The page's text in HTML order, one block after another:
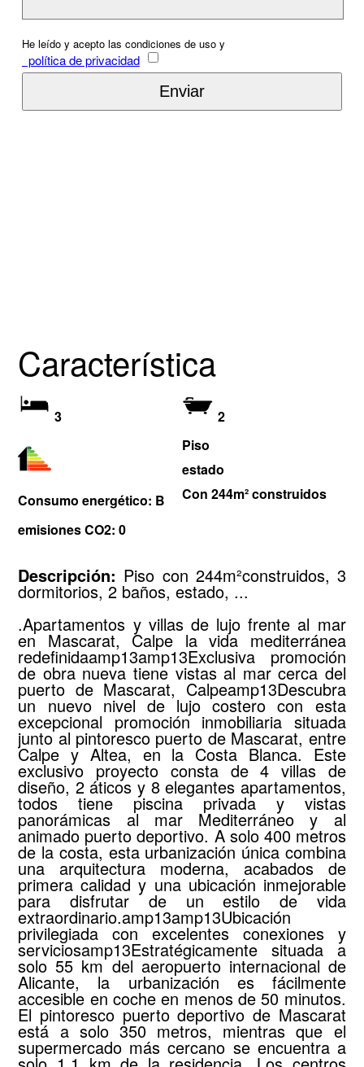
He leído y acepto las condiciones de uso y
política de privacidad
Característica
3 2
Consumo energético: B
emisiones CO2: 0
Piso
estado
Con 244m² construidos
Descripción: Piso con 244m²construidos, 3
dormitorios, 2 baños, estado, ...
.Apartamentos y villas de lujo frente al mar
en Mascarat, Calpe la vida mediterránea
redefinidaamp13amp13Exclusiva promoción
de obra nueva tiene vistas al mar cerca del
puerto de Mascarat, Calpeamp13Descubra
un nuevo nivel de lujo costero con esta
excepcional promoción inmobiliaria situada
junto al pintoresco puerto de Mascarat, entre
Calpe y Altea, en la Costa Blanca. Este
exclusivo proyecto consta de 4 villas de
diseño, 2 áticos y 8 elegantes apartamentos,
todos tiene piscina privada y vistas
panorámicas al mar Mediterráneo y al
animado puerto deportivo. A solo 400 metros
de la costa, esta urbanización única combina
una arquitectura moderna, acabados de
primera calidad y una ubicación inmejorable
para disfrutar de un estilo de vida
extraordinario.amp13amp13Ubicación
privilegiada con excelentes conexiones y
serviciosamp13Estratégicamente situada a
solo 55 km del aeropuerto internacional de
Alicante, la urbanización es fácilmente
accesible en coche en menos de 50 minutos.
El pintoresco puerto deportivo de Mascarat
está a solo 350 metros, mientras que el
supermercado más cercano se encuentra a